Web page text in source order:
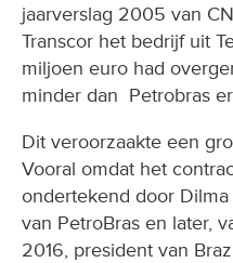
jaarverslag 2005 van
Transcor het bedrijf uit
miljoen euro had
minder dan Petrobras
Dit veroorzaakte een
Vooral omdat het
ondertekend door
van PetroBras en later,
2016, president van